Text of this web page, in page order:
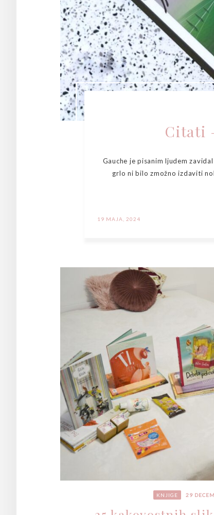
Citati
Gauche je pisanim ljudem
grlo ni bilo zmožno izdaviti
19 MAJA, 2024
KNJIGE 29